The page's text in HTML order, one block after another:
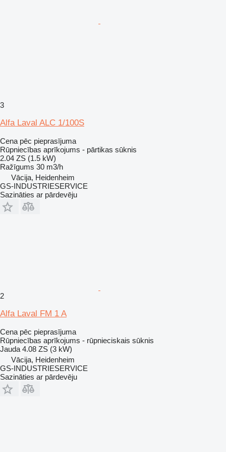
3
Alfa Laval ALC 1/100S
Cena pēc pieprasījuma
Rūpniecības aprīkojums - pārtikas sūknis
2.04 ZS (1.5 kW)
Ražīgums 30 m3/h
Vācija, Heidenheim
GS-INDUSTRIESERVICE
Sazināties ar pārdevēju
2
Alfa Laval FM 1 A
Cena pēc pieprasījuma
Rūpniecības aprīkojums - rūpnieciskais sūknis
Jauda 4.08 ZS (3 kW)
Vācija, Heidenheim
GS-INDUSTRIESERVICE
Sazināties ar pārdevēju